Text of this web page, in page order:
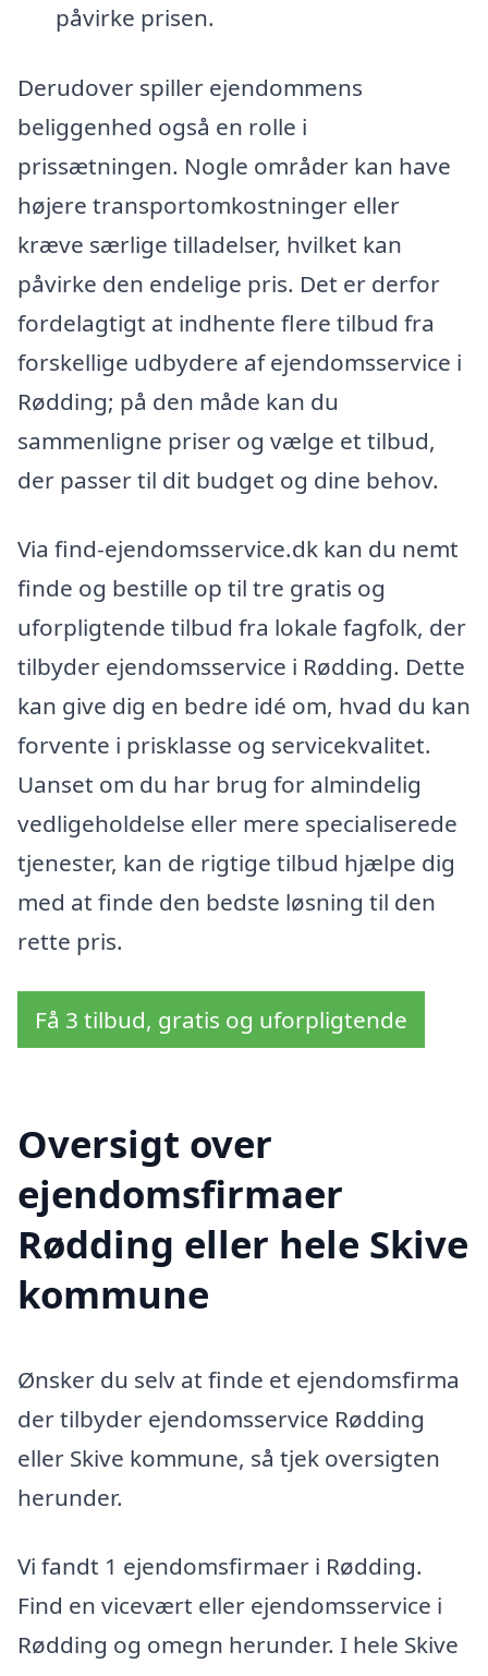
påvirke prisen.
Derudover spiller ejendommens
beliggenhed også en rolle i
prissætningen. Nogle områder kan have
højere transportomkostninger eller
kræve særlige tilladelser, hvilket kan
påvirke den endelige pris. Det er derfor
fordelagtigt at indhente flere tilbud fra
forskellige udbydere af ejendomsservice i
Rødding; på den måde kan du
sammenligne priser og vælge et tilbud,
der passer til dit budget og dine behov.
Via find-ejendomsservice.dk kan du nemt
finde og bestille op til tre gratis og
uforpligtende tilbud fra lokale fagfolk, der
tilbyder ejendomsservice i Rødding. Dette
kan give dig en bedre idé om, hvad du kan
forvente i prisklasse og servicekvalitet.
Uanset om du har brug for almindelig
vedligeholdelse eller mere specialiserede
tjenester, kan de rigtige tilbud hjælpe dig
med at finde den bedste løsning til den
rette pris.
Få 3 tilbud, gratis og uforpligtende
Oversigt over
ejendomsfirmaer
Rødding eller hele Skive
kommune
Ønsker du selv at finde et ejendomsfirma
der tilbyder ejendomsservice Rødding
eller Skive kommune, så tjek oversigten
herunder.
Vi fandt 1 ejendomsfirmaer i Rødding.
Find en vicevært eller ejendomsservice i
Rødding og omegn herunder. I hele Skive